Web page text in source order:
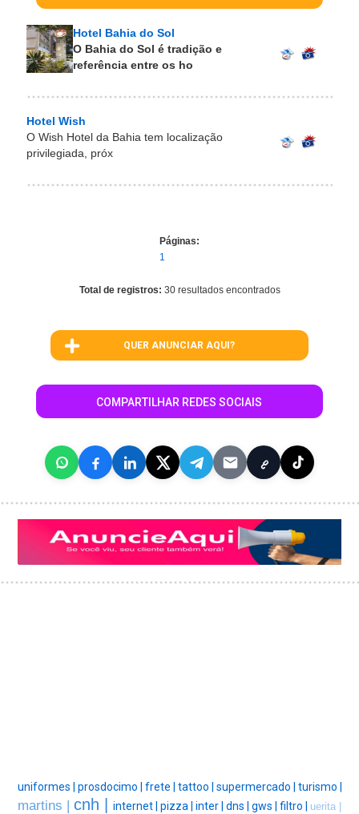
Hotel Bahia do Sol
O Bahia do Sol é tradição e
referência entre os ho
Hotel Wish
O Wish Hotel da Bahia tem localização
privilegiada, próx
Páginas:
1
Total de registros: 30 resultados encontrados
QUER ANUNCIAR AQUI?
COMPARTILHAR REDES SOCIAIS
uniformes | prosdocimo | frete | tattoo | supermercado | turismo |
martins | cnh | internet | pizza | inter | dns | gws | filtro | uerita |